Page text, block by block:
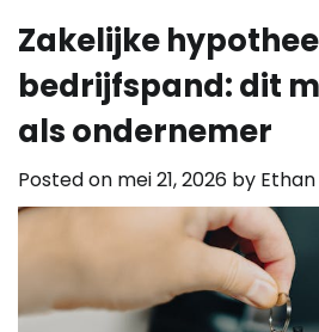
Zakelijke
bedrijfspand: dit
als ondernemer
Posted on mei 21, 2026 by